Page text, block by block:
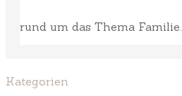
rund um das Thema Familie.
Kategorien